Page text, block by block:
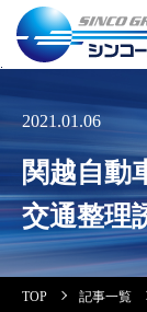
2021.01.06
関越自動
交通整理
TOP 記事一覧